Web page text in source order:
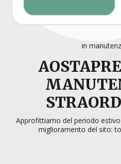
in
Approfittiamo del periodo
miglioramento del sito: